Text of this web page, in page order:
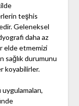
teşhis
Geleneksel
daha az
elde etmemizi
sağlık durumunu
koyabilirler.